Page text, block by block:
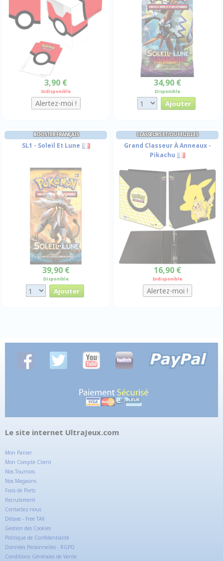
3,90 €
Indisponible
34,90 €
Disponible
BOOSTER FRANÇAIS
SL1 - Soleil Et Lune
39,90 €
Disponible
CLASSEURS ET/OU FEUILLES
Grand Classeur À Anneaux -
Pikachu
16,90 €
Indisponible
Le site internet UltraJeux.com
Mon Panier
Mon Compte Client
Nos Tournois
Nos Magasins
Frais de Ports
Recrutement
Contactez-nous
Détaxe - Free TAX
Gestion des Cookies
Politique de Confidentialité
Données Personnelles - RGPD
Conditions Générales de Vente